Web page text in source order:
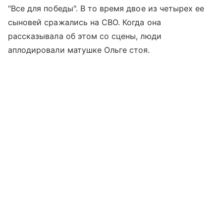
"Все для победы". В то время двое из четырех ее
сыновей сражались на СВО. Когда она
рассказывала об этом со сцены, люди
аплодировали матушке Ольге стоя.